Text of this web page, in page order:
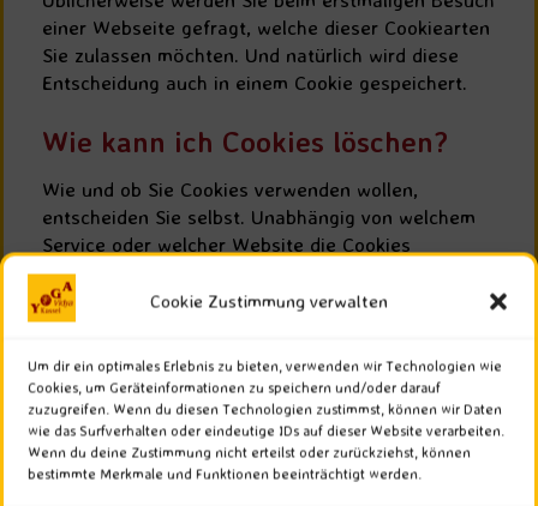
Cookie Zustimmung verwalten
Um dir ein optimales Erlebnis zu bieten, verwenden wir Technologien wie
Cookies, um Geräteinformationen zu speichern und/oder darauf
zuzugreifen. Wenn du diesen Technologien zustimmst, können wir Daten
wie das Surfverhalten oder eindeutige IDs auf dieser Website verarbeiten.
Wenn du deine Zustimmung nicht erteilst oder zurückziehst, können
bestimmte Merkmale und Funktionen beeinträchtigt werden.
einer Webseite gefragt, welche dieser Cookiearten
Sie zulassen möchten. Und natürlich wird diese
Entscheidung auch in einem Cookie gespeichert.
Wie kann ich Cookies löschen?
Wie und ob Sie Cookies verwenden wollen,
entscheiden Sie selbst. Unabhängig von welchem
Service oder welcher Website die Cookies
stammen, haben Sie immer die Möglichkeit Cookies
zu löschen, nur teilweise zuzulassen oder zu
deaktivieren. Zum Beispiel können Sie Cookies von
Drittanbietern blockieren, aber alle anderen
Cookies zulassen.
Wenn Sie feststellen möchten, welche Cookies in
Ihrem Browser gespeichert wurden, wenn Sie